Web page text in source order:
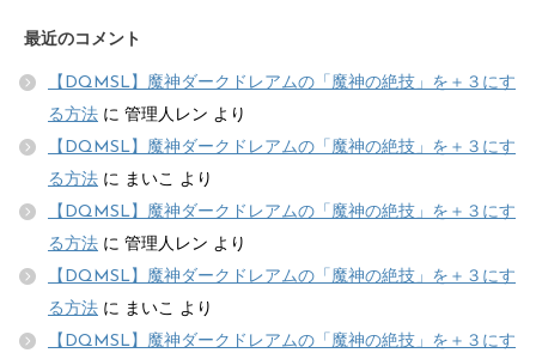
最近のコメント
【DQMSL】魔神ダークドレアムの「魔神の絶技」を＋３にす
る方法 に 管理人レン より
【DQMSL】魔神ダークドレアムの「魔神の絶技」を＋３にす
る方法 に まいこ より
【DQMSL】魔神ダークドレアムの「魔神の絶技」を＋３にす
る方法 に 管理人レン より
【DQMSL】魔神ダークドレアムの「魔神の絶技」を＋３にす
る方法 に まいこ より
【DQMSL】魔神ダークドレアムの「魔神の絶技」を＋３にす